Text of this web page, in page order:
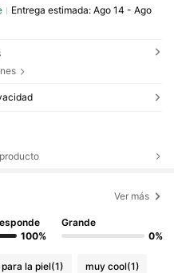
Entrega estimada: Ago 14 - Ago
Ver más
100%
Grande
0%
la piel(1) muy cool(1)